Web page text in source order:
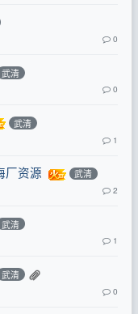
0
武清
0
武清
1
厂资源 武清
2
武清
1
武清
0